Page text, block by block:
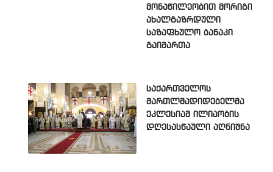
მონაწილეობით მორიგი
ახალგაზრდული
საზაფხულო ბანაკი
გაიმართა
საქართველოს
მართლმადიდებელმა
ეკლესიამ ილიაობის
დღესასწაული აღნიშნა